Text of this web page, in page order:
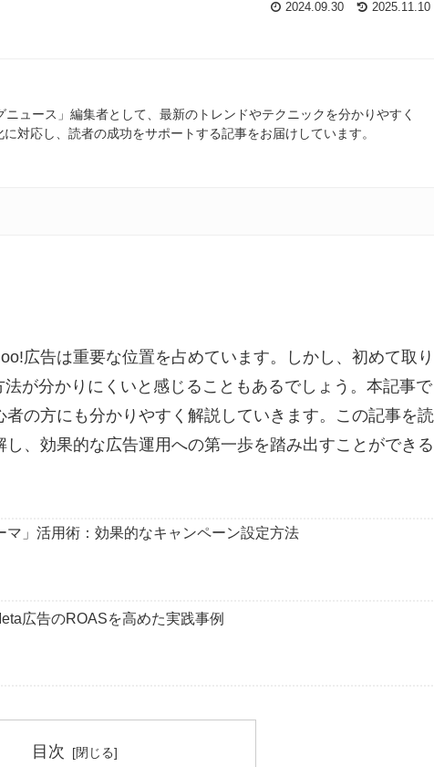
2024.09.30 2025.11.10
ニュース」編集者として、最新のトレンドやテクニックを分かりやすく
対応し、読者の成功をサポートする記事をお届けしています。
広告は重要な位置を占めています。しかし、初めて取り
が分かりにくいと感じることもあるでしょう。本記事で
の方にも分かりやすく解説していきます。この記事を読
、効果的な広告運用への第一歩を踏み出すことができる
マ」活用術：効果的なキャンペーン設定方法
広告のROASを高めた実践事例
目次